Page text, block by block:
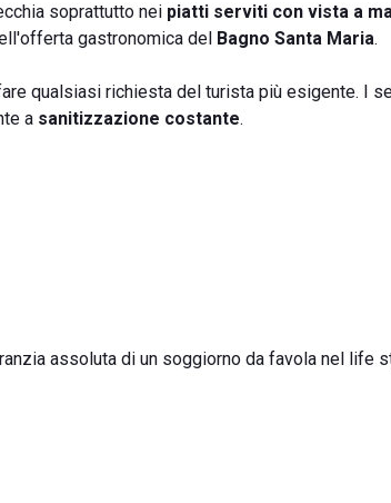
soprattutto nei piatti serviti con vista a
gastronomica del Bagno Santa Maria.
qualsiasi richiesta del turista più esigente. I
a sanitizzazione costante.
assoluta di un soggiorno da favola nel life